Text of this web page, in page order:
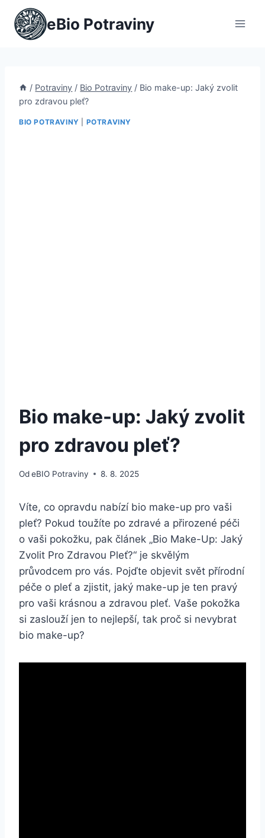
Přeskočit
obsah
eBio Potraviny
/ Potraviny / Bio Potraviny / Bio make-up: Jaký zvolit
pro zdravou pleť?
BIO POTRAVINY POTRAVINY
Bio make-up: Jaký zvolit
pro zdravou pleť?
OdeBIO Potraviny 8. 8. 2025
Víte, co opravdu​ nabízí bio make-up pro vaši
⁤pleť? Pokud toužíte ‍po ‌zdravé ⁣a přirozené⁣ péči
o ‌vaši‍ pokožku, pak článek „Bio‌ Make-Up:‌ Jaký
‍Zvolit Pro Zdravou Pleť?“ je skvělým
průvodcem pro vás. ⁢Pojďte objevit ⁣svět přírodní
péče o pleť a zjistit, jaký make-up je ten‍ pravý
pro‍ vaši krásnou a zdravou‍ pleť. Vaše pokožka
si‌ zaslouží jen​ to nejlepší, tak proč si nevybrat
bio make-up?